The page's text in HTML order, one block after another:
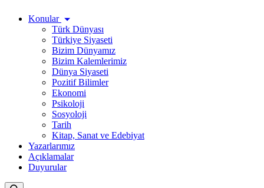
Konular
Türk Dünyası
Türkiye Siyaseti
Bizim Dünyamız
Bizim Kalemlerimiz
Dünya Siyaseti
Pozitif Bilimler
Ekonomi
Psikoloji
Sosyoloji
Tarih
Kitap, Sanat ve Edebiyat
Yazarlarımız
Açıklamalar
Duyurular